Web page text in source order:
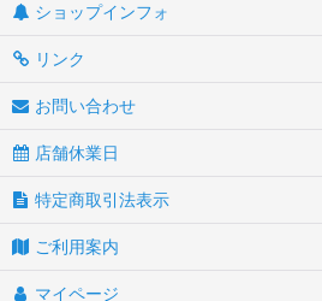
ショップインフォ
リンク
お問い合わせ
店舗休業日
特定商取引法表示
ご利用案内
マイページ